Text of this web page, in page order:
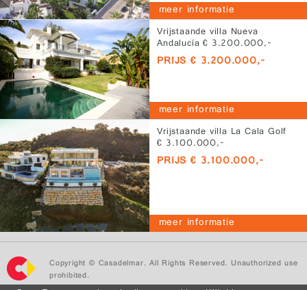
meer informatie
Vrijstaande villa Nueva
Andalucía € 3.200.000,-
PRIJS € 3.200.000,-
meer informatie
Vrijstaande villa La Cala Golf
€ 3.100.000,-
PRIJS € 3.100.000,-
meer informatie
Copyright © Casadelmar. All Rights Reserved. Unauthorized use
prohibited.